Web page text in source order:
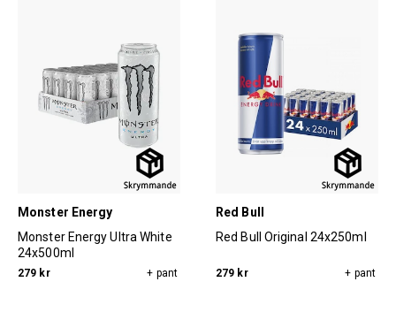
Monster Energy
Monster Energy Ultra White
24x500ml
279 kr + pant
Red Bull
Red Bull Original 24x250ml
279 kr + pant